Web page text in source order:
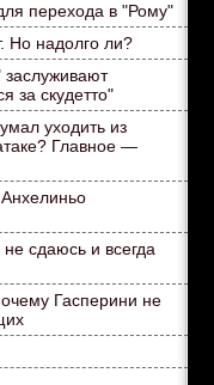
перехода в "Рому"
Но надолго ли?
за скудетто"
уходить из
Главное —
сдаюсь и всегда
Гасперини не